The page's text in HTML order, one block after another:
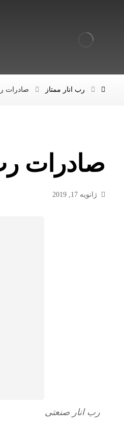
رب انار ممتاز صادرات
صادرات
ژانویه 17, 2019
رب انار صنعتی